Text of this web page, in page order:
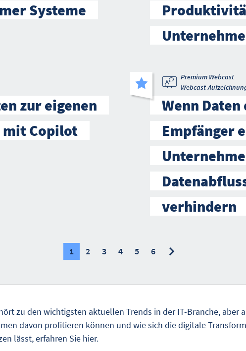
Systeme
zur eigenen
mit Copilot
Premium Webcast
Webcast-
Wenn
Empfänger
verhindern
1 2 3 4 5 6nächste
zu den wichtigsten aktuellen Trends in der IT-Branche, aber
davon profitieren können und wie sich die digitale
lässt, erfahren Sie hier.